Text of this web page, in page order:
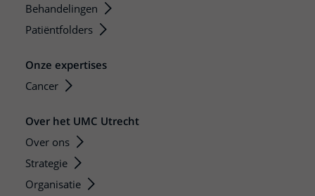
Behandelingen
Patiëntfolders
Onze expertises
Cancer
Over het UMC Utrecht
Over ons
Strategie
Organisatie